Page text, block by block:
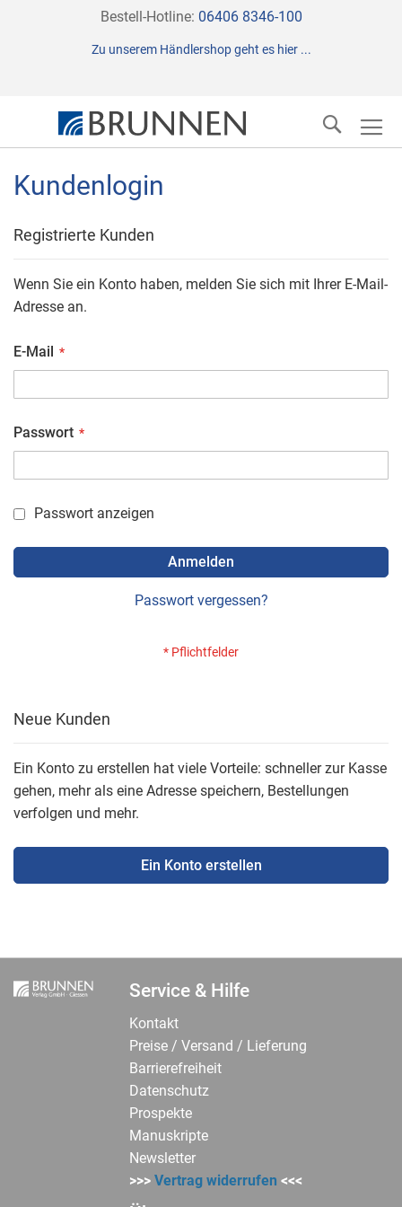
Direkt
Inhalt
Bestell-Hotline: 06406 8346-100
Zu unserem Händlershop geht es hier ...
Suche
Kundenlogin
Registrierte Kunden
Wenn Sie ein Konto haben, melden Sie sich mit Ihrer E-Mail-
Adresse an.
E-Mail
Passwort
Passwort anzeigen
Anmelden
Passwort vergessen?
Neue Kunden
Ein Konto zu erstellen hat viele Vorteile: schneller zur Kasse
gehen, mehr als eine Adresse speichern, Bestellungen
verfolgen und mehr.
Ein Konto erstellen
Service & Hilfe
Kontakt
Preise / Versand / Lieferung
Barrierefreiheit
Datenschutz
Prospekte
Manuskripte
Newsletter
>>>Vertrag widerrufen <<<